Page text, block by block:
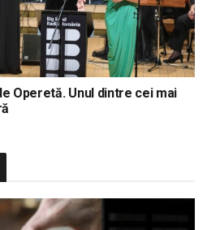
Operetă. Unul dintre cei mai